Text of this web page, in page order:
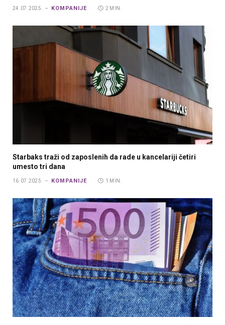
24.07.2025. KOMPANIJE 2 MIN.
Starbaks traži od zaposlenih da rade u kancelariji četiri
umesto tri dana
16.07.2025. KOMPANIJE 1 MIN.